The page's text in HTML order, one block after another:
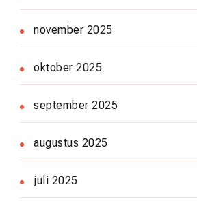
november 2025
oktober 2025
september 2025
augustus 2025
juli 2025